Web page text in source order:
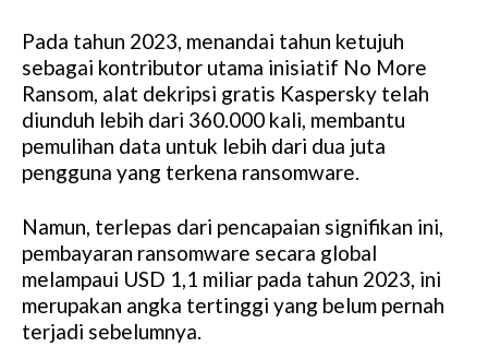
Pada tahun 2023, menandai tahun ketujuh
sebagai kontributor utama inisiatif No More
Ransom, alat dekripsi gratis Kaspersky telah
diunduh lebih dari 360.000 kali, membantu
pemulihan data untuk lebih dari dua juta
pengguna yang terkena ransomware.
Namun, terlepas dari pencapaian signifikan ini,
pembayaran ransomware secara global
melampaui USD 1,1 miliar pada tahun 2023, ini
merupakan angka tertinggi yang belum pernah
terjadi sebelumnya.